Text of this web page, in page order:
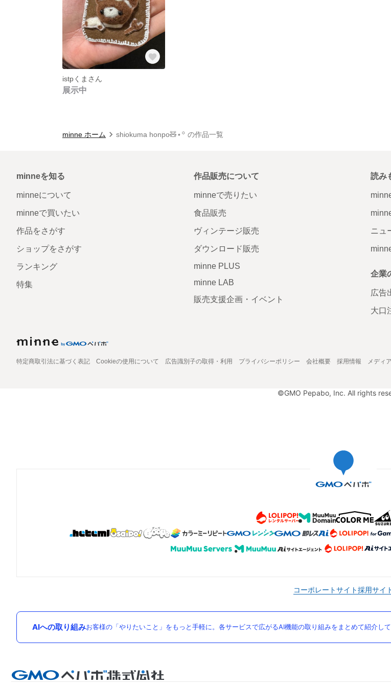
istpくまさん
展示中
minne ホーム shiokuma honpo🧸⋆꙳ の作品一覧
minneを知る
minneについて
minneで買いたい
作品をさがす
ショップをさがす
ランキング
特集
作品販売について
minneで売りたい
食品販売
ヴィンテージ販売
ダウンロード販売
minne PLUS
minne LAB
販売支援企画・イベント
読み
ニュ
企業
広告
大口
特定商取引法に基づく表記 Cookieの使用について 広告識別子の取得・利用 プライバシーポリシー 会社概要 採用情報 メディ
©GMO Pepabo, Inc. All rights
コーポレートサイト採用サイ
AIへの取り組みお客様の「やりたいこと」をもっと手軽に。各サービスで広がるAI機能の取り組みをまとめて紹介して